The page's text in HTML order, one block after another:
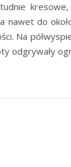
kresowe,
nawet do
Na
odgrywały